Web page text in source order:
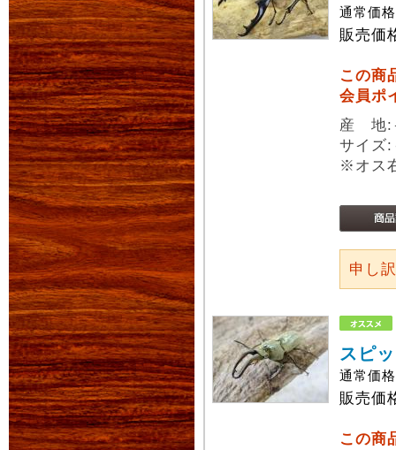
通常価
販売価
この商
会員ポ
産 地:
サイ
※オス
申し
スピ
通常価
販売価
この商